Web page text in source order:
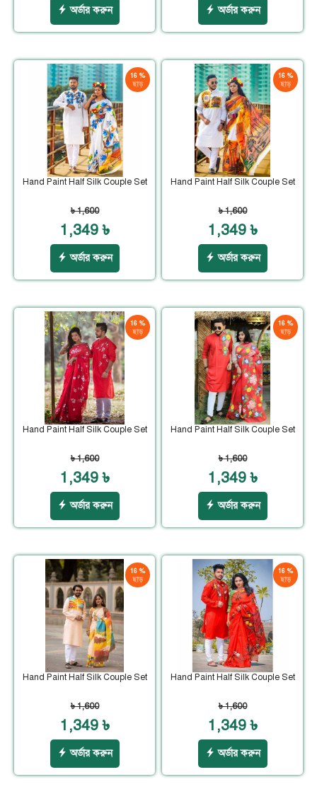
অর্ডার করুন অর্ডার করুন
16 %
ছাড়
Hand Paint Half Silk Couple Set
৳ 1,600
1,349 ৳
অর্ডার করুন
16 %
ছাড়
Hand Paint Half Silk Couple Set
৳ 1,600
1,349 ৳
অর্ডার করুন
16 %
ছাড়
Hand Paint Half Silk Couple Set
৳ 1,600
1,349 ৳
অর্ডার করুন
16 %
ছাড়
Hand Paint Half Silk Couple Set
৳ 1,600
1,349 ৳
অর্ডার করুন
16 %
ছাড়
Hand Paint Half Silk Couple Set
৳ 1,600
1,349 ৳
অর্ডার করুন
16 %
ছাড়
Hand Paint Half Silk Couple Set
৳ 1,600
1,349 ৳
অর্ডার করুন